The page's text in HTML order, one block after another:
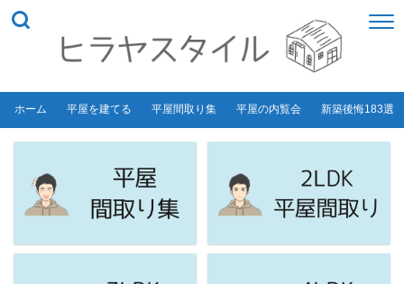
ホーム 平屋を建てる 平屋間取り集 平屋の内覧会 新築後悔183選